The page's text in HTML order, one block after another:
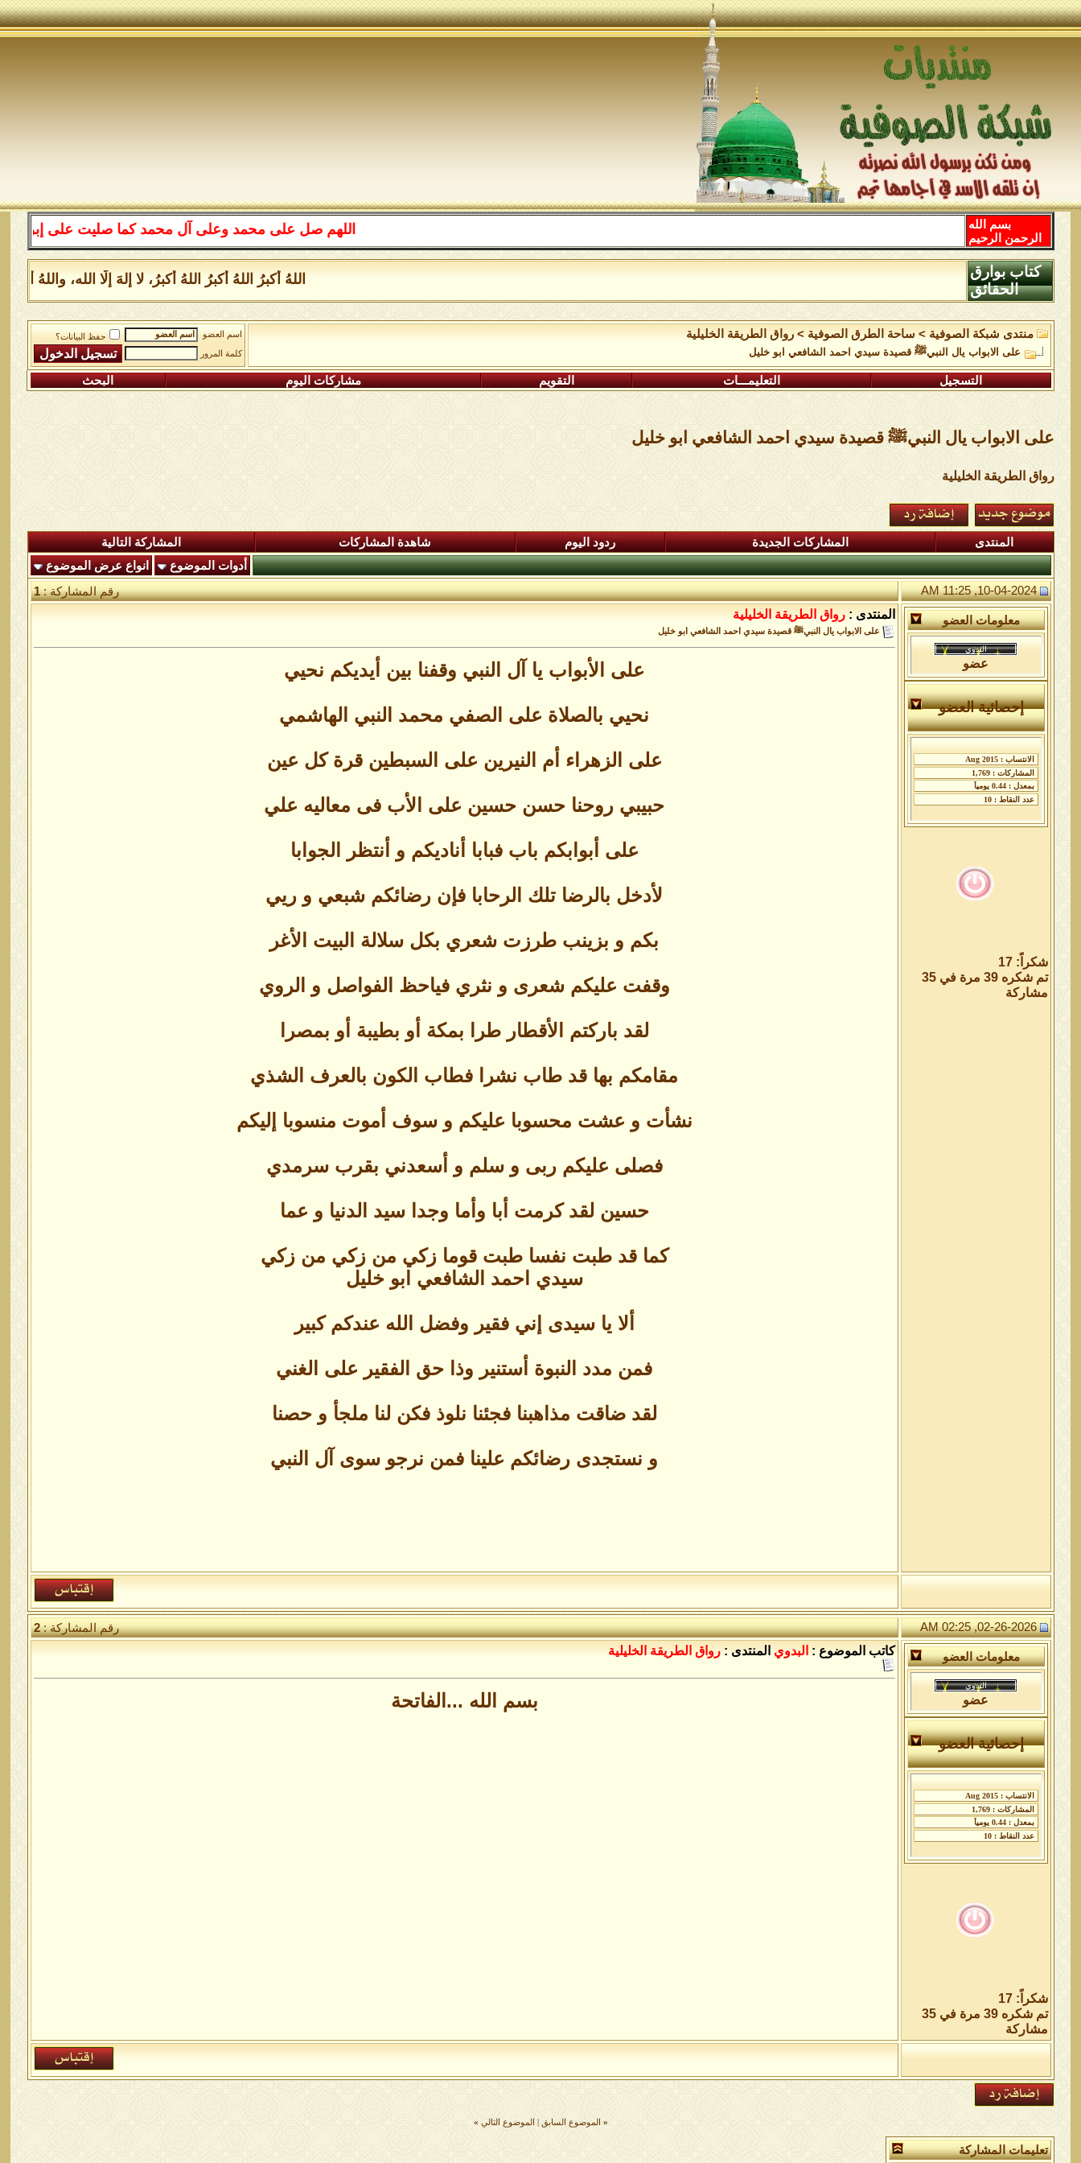
اللهم صل على محمد وعلى آل محمد كما صليت على إبراهيم وعلى
بسم الله
الرحمن الرحيم
اللهُ أكبرُ اللهُ أكبرُ اللهُ أكبرُ، لا إلهَ إلَّا الله، واللهُ
كتاب بوارق
الحقائق
منتدى شبكة الصوفية > ساحة الطرق الصوفية >رواق الطريقة الخليلية
على الابواب يال النبيﷺ قصيدة سيدي احمد الشافعي ابو خليل
اسم العضو
حفظ البيانات؟
كلمة المرور
التسجيل التعليمـــات التقويم مشاركات اليوم البحث
على الابواب يال النبيﷺ قصيدة سيدي احمد الشافعي ابو خليل
رواق الطريقة الخليلية
المنتدى المشاركات الجديدة ردود اليوم شاهدة المشاركات
المشاركة التالية
أدوات الموضوع
انواع عرض الموضوع
10-04-2024, 11:25 AM
رقم المشاركة :1
معلومات العضو
عضو
إحصائية العضو
شكراً: 17
تم شكره 39 مرة في 35
مشاركة
المنتدى : رواق الطريقة الخليلية
على الابواب يال النبيﷺ قصيدة سيدي احمد الشافعي ابو خليل
على الأبواب يا آل النبي وقفنا بين أيديكم نحيي
نحيي بالصلاة على الصفي محمد النبي الهاشمي
على الزهراء أم النيرين على السبطين قرة كل عين
حبيبي روحنا حسن حسين على الأب فى معاليه علي
على أبوابكم باب فبابا أناديكم و أنتظر الجوابا
لأدخل بالرضا تلك الرحابا فإن رضائكم شبعي و ريي
بكم و بزينب طرزت شعري بكل سلالة البيت الأغر
وقفت عليكم شعرى و نثري فياحظ الفواصل و الروي
لقد باركتم الأقطار طرا بمكة أو بطيبة أو بمصرا
مقامكم بها قد طاب نشرا فطاب الكون بالعرف الشذي
نشأت و عشت محسوبا عليكم و سوف أموت منسوبا إليكم
فصلى عليكم ربى و سلم و أسعدني بقرب سرمدي
حسين لقد كرمت أبا وأما وجدا سيد الدنيا و عما
كما قد طبت نفسا طبت قوما زكي من زكي من زكي
سيدي احمد الشافعي ابو خليل
ألا يا سيدى إني فقير وفضل الله عندكم كبير
فمن مدد النبوة أستنير وذا حق الفقير على الغني
لقد ضاقت مذاهبنا فجئنا نلوذ فكن لنا ملجأ و حصنا
و نستجدى رضائكم علينا فمن نرجو سوى آل النبي
02-26-2026, 02:25 AM رقم المشاركة :2
معلومات العضو
عضو
إحصائية العضو
شكراً: 17
تم شكره 39 مرة في 35
مشاركة
كاتب الموضوع : البدوي المنتدى : رواق الطريقة الخليلية
بسم الله ...الفاتحة
« الموضوع السابق الموضوع التالي »
تعليمات المشاركة